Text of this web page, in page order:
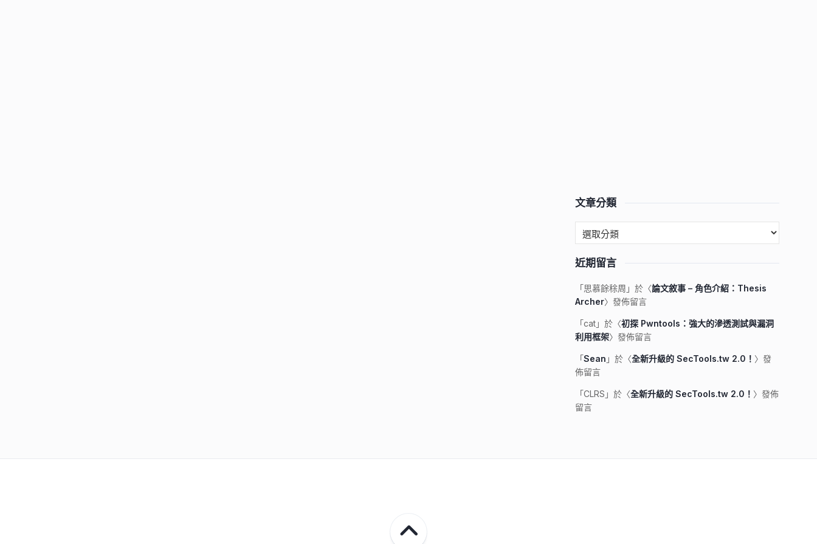
文章分類
近期留言
「思慕餘稌周 」於〈論文敘事 – 角色介紹：Thesis
Archer〉發佈留言
「cat 」於〈初探 Pwntools：強大的滲透測試與漏洞
利用框架〉發佈留言
「Sean 」於〈全新升級的 SecTools.tw 2.0！ 〉發
佈留言
「CLRS 」於〈全新升級的 SecTools.tw 2.0！ 〉發佈
留言